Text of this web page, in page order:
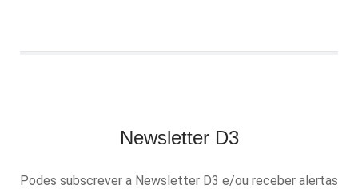
Newsletter D3
Podes subscrever a Newsletter D3 e/ou receber alertas